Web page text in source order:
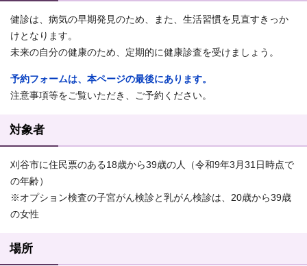
健診は、病気の早期発見のため、また、生活習慣を見直すきっか
けとなります。
未来の自分の健康のため、定期的に健康診査を受けましょう。
予約フォームは、本ページの最後にあります。
注意事項等をご覧いただき、ご予約ください。
対象者
刈谷市に住民票のある18歳から39歳の人（令和9年3月31日時点で
の年齢）
※オプション検査の子宮がん検診と乳がん検診は、20歳から39歳
の女性
場所